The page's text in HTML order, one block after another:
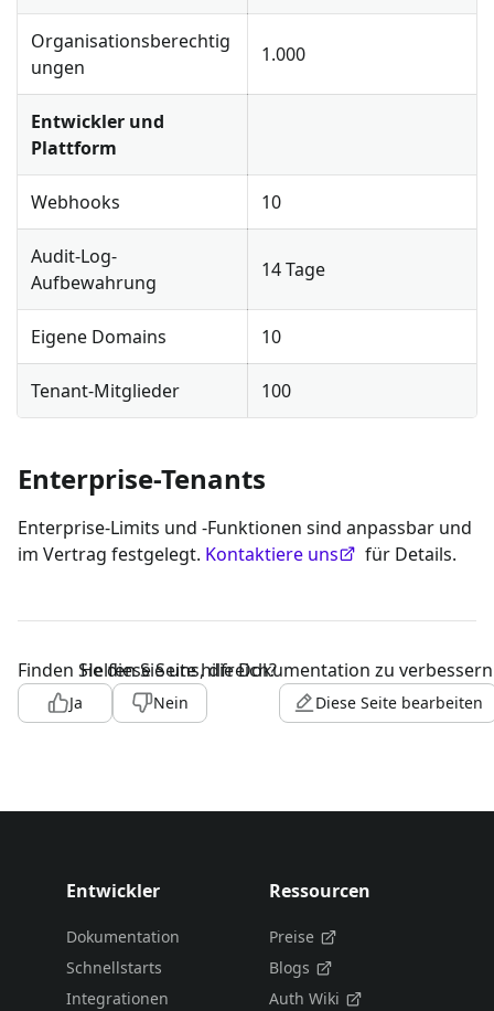
Organisationsberechtig
ungen
1.000
Entwickler und
Plattform
Webhooks 10
Audit-Log-
Aufbewahrung
14 Tage
Eigene Domains 10
Tenant-Mitglieder 100
Enterprise-Tenants
Enterprise-Limits und -Funktionen sind anpassbar und
im Vertrag festgelegt. Kontaktiere uns für Details.
Finden Sie diese Seite hilfreich?
Ja Nein
Helfen Sie uns, die Dokumentation zu
Diese Seite bearbeiten
Entwickler
Dokumentation
Schnellstarts
Integrationen
Ressourcen
Preise
Blogs
Auth Wiki